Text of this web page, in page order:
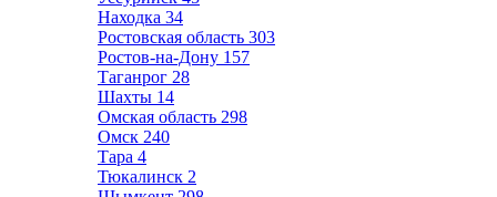
Находка 34
Ростовская область 303
Ростов-на-Дону 157
Таганрог 28
Шахты 14
Омская область 298
Омск 240
Тара 4
Тюкалинск 2